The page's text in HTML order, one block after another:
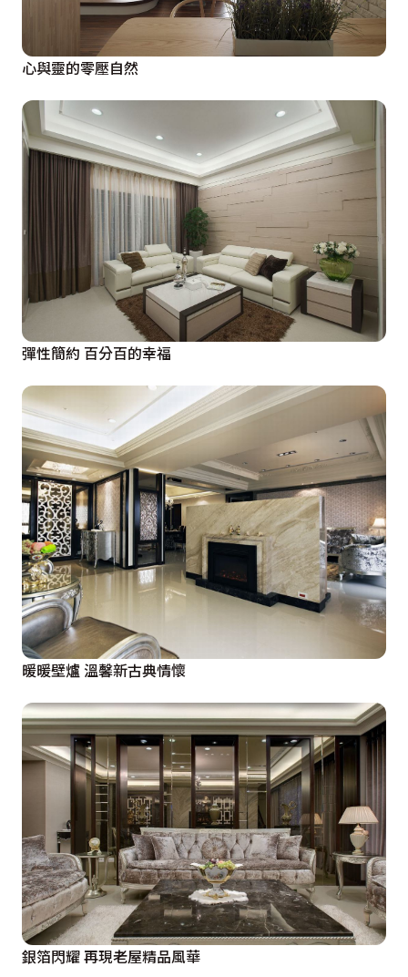
心與靈的零壓自然
彈性簡約 百分百的幸福
暖暖壁爐 溫馨新古典情懷
銀箔閃耀 再現老屋精品風華